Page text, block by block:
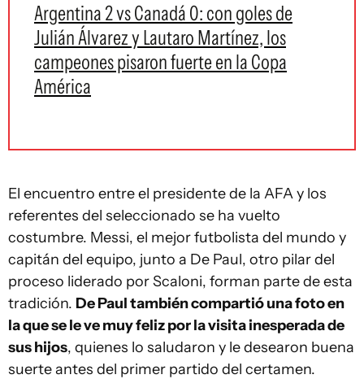
Argentina 2 vs Canadá 0: con goles de
Julián Álvarez y Lautaro Martínez, los
campeones pisaron fuerte en la Copa
América
El encuentro entre el presidente de la AFA y los
referentes del seleccionado se ha vuelto
costumbre. Messi, el mejor futbolista del mundo y
capitán del equipo, junto a De Paul, otro pilar del
proceso liderado por Scaloni, forman parte de esta
tradición. De Paul también compartió una foto en
la que se le ve muy feliz por la visita inesperada de
sus hijos, quienes lo saludaron y le desearon buena
suerte antes del primer partido del certamen.